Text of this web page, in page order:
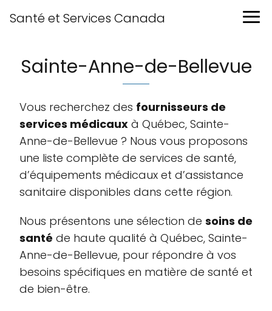
Santé et Services Canada
Sainte-Anne-de-Bellevue
Vous recherchez des fournisseurs de
services médicaux à Québec, Sainte-
Anne-de-Bellevue ? Nous vous proposons
une liste complète de services de santé,
d’équipements médicaux et d’assistance
sanitaire disponibles dans cette région.
Nous présentons une sélection de soins de
santé de haute qualité à Québec, Sainte-
Anne-de-Bellevue, pour répondre à vos
besoins spécifiques en matière de santé et
de bien-être.